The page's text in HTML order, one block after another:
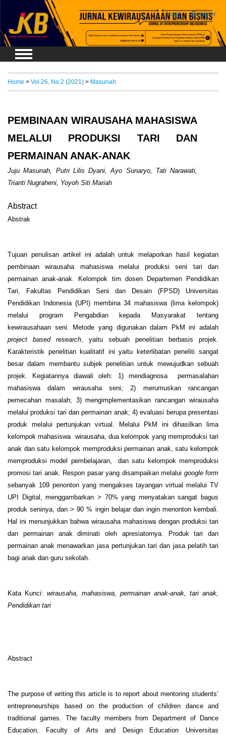
Login Register
Home > Vol 26, No 2 (2021) > Masunah
PEMBINAAN WIRAUSAHA MAHASISWA
MELALUI PRODUKSI TARI DAN
PERMAINAN ANAK-ANAK
Juju Masunah, Putri Lilis Dyani, Ayo Sunaryo, Tati Narawati,
Trianti Nugraheni, Yoyoh Siti Mariah
Abstract
Abstrak
Tujuan penulisan artikel ini adalah untuk melaporkan hasil kegiatan
pembinaan wirausaha mahasiswa melalui produksi seni tari dan
permainan anak-anak. Kelompok tim dosen Departemen Pendidikan
Tari, Fakultas Pendidikan Seni dan Desain (FPSD) Universitas
Pendidikan Indonesia (UPI) membina 34 mahasiswa (lima kelompok)
melalui program Pengabdian kepada Masyarakat tentang
kewirausahaan seni. Metode yang digunakan dalam PkM ini adalah
project based research, yaitu sebuah penelitian berbasis projek.
Karakteristik penelitian kualitatif ini yaitu keterlibatan peneliti sangat
besar dalam membantu subjek penelitian untuk mewujudkan sebuah
projek. Kegiatannya diawali oleh: 1) mendiagnosa permasalahan
mahasiswa dalam wirausaha seni; 2) merumuskan rancangan
pemecahan masalah; 3) mengimplementasikan rancangan wirausaha
melalui produksi tari dan permainan anak; 4) evaluasi berupa presentasi
produk melalui pertunjukan virtual. Melalui PkM ini dihasilkan lima
kelompok mahasiswa wirausaha, dua kelompok yang memproduksi tari
anak dan satu kelompok memproduksi permainan anak, satu kelompok
memproduksi model pembelajaran, dan satu kelompok memproduksi
promosi tari anak. Respon pasar yang disampaikan melalui google form
sebanyak 109 penonton yang mengakses tayangan virtual melalui TV
UPI Digital, menggambarkan > 70% yang menyatakan sangat bagus
produk seninya, dan > 90 % ingin belajar dan ingin menonton kembali.
Hal ini menunjukkan bahwa wirausaha mahasiswa dengan produksi tari
dan permainan anak diminati oleh apresiatornya. Produk tari dan
permainan anak menawarkan jasa pertunjukan tari dan jasa pelatih tari
bagi anak dan guru sekolah.
Kata Kunci: wirausaha, mahasiswa, permainan anak-anak, tari anak,
Pendidikan tari
Abstract
The purpose of writing this article is to report about mentoring students’
entrepreneurships based on the production of children dance and
traditional games. The faculty members from Department of Dance
Education, Faculty of Arts and Design Education Universitas